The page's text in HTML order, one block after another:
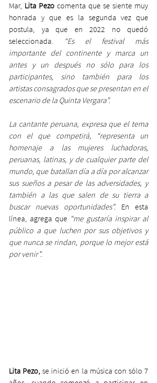
Mar, Lita Pezo comenta que se siente muy
honrada y que es la segunda vez que
postula, ya que en 2022 no quedó
seleccionada.
“Es el festival más
importante del continente y marca un
antes y un después no sólo para los
participantes, sino también para los
artistas consagrados que se presentan en el
escenario de la Quinta Vergara”.
La cantante peruana, expresa que el tema
con el que competirá, “representa un
homenaje a las mujeres luchadoras,
peruanas, latinas, y de cualquier parte del
mundo, que batallan día a día por alcanzar
sus sueños a pesar de las adversidades, y
también a las que salen de su tierra a
buscar nuevas oportunidades”. En esta
línea, agrega que “me gustaría inspirar al
público a que luchen por sus objetivos y
que nunca se rindan, porque lo mejor está
por venir”.
Lita Pezo, se inició en la música con sólo 7